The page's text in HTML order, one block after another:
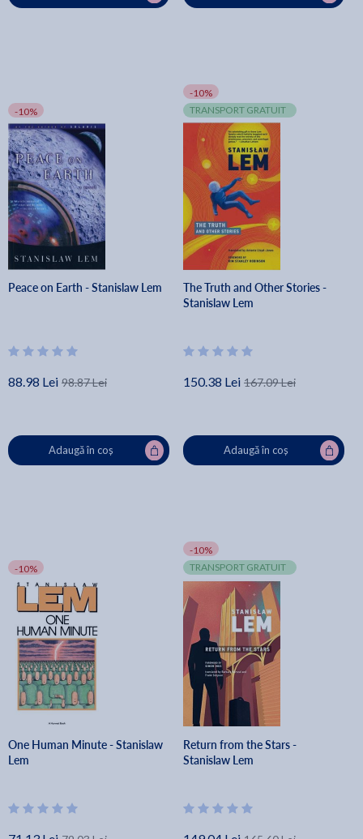
-10%
Peace on Earth - Stanislaw Lem
88.98 Lei 98.87 Lei
Adaugă în coș
-10%
TRANSPORT GRATUIT
The Truth and Other Stories -
Stanislaw Lem
150.38 Lei 167.09 Lei
Adaugă în coș
-10%
One Human Minute - Stanislaw
Lem
-10%
TRANSPORT GRATUIT
Return from the Stars -
Stanislaw Lem